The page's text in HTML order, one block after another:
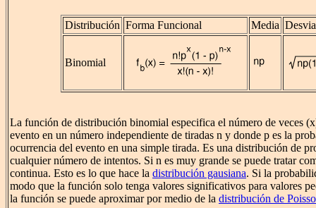
Distribución Forma Funcional Media
Binomial
La función de distribución binomial especifica el número de veces
evento en un número independiente de tiradas n y donde p es la
ocurrencia del evento en una simple tirada. Es una distribución de
cualquier número de intentos. Si n es muy grande se puede tratar
continua. Esto es lo que hace la distribución gausiana. Si la
modo que la función solo tenga valores significativos para valores
la función se puede aproximar por medio de la distribución de